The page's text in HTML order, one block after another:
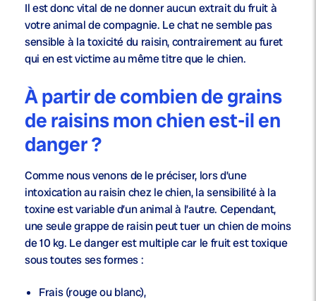
Il est donc vital de ne donner aucun extrait du fruit à
votre animal de compagnie. Le chat ne semble pas
sensible à la toxicité du raisin, contrairement au furet
qui en est victime au même titre que le chien.
À partir de combien de grains
de raisins mon chien est-il en
danger ?
Comme nous venons de le préciser, lors d’une
intoxication au raisin chez le chien, la sensibilité à la
toxine est variable d’un animal à l’autre. Cependant,
une seule grappe de raisin peut tuer un chien de moins
de 10 kg. Le danger est multiple car le fruit est toxique
sous toutes ses formes :
Frais (rouge ou blanc),